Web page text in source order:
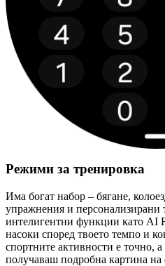
Режими за тренировка
Има богат набор – бягане,
упражнения и персонализирани
интелигентни функции като AI
насоки според твоето темпо и
спортните активности е точно,
получаваш подробна картина на